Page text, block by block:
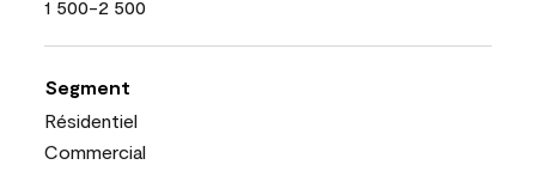
1 500-2 500
Segment
Résidentiel
Commercial